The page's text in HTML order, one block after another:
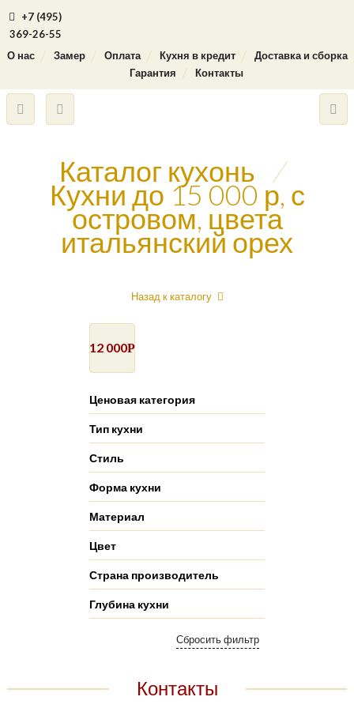
+7 (495)
369-26-55
О нас
Замер Оплата Кухня в кредит
Доставка и сборка
Гарантия
Контакты
Каталог кухонь /
Кухни до 15 000 р, с
островом, цвета
итальянский орех
Назад к каталогу
12 000Р
Ценовая категория
Тип кухни
Стиль
Форма кухни
Материал
Цвет
Страна производитель
Глубина кухни
Контакты